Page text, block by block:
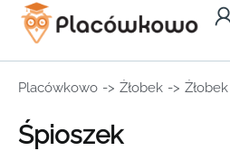
Placówkowo -> Żłobek ->
Śpioszek